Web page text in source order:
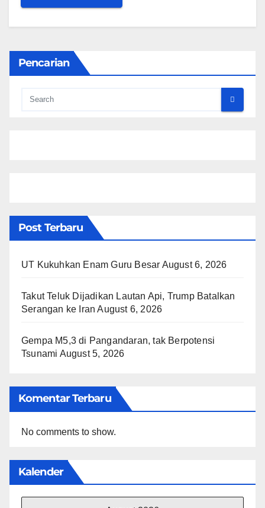
Pencarian
Post Terbaru
UT Kukuhkan Enam Guru Besar August 6, 2026
Takut Teluk Dijadikan Lautan Api, Trump Batalkan
Serangan ke Iran August 6, 2026
Gempa M5,3 di Pangandaran, tak Berpotensi
Tsunami August 5, 2026
Komentar Terbaru
No comments to show.
Kalender